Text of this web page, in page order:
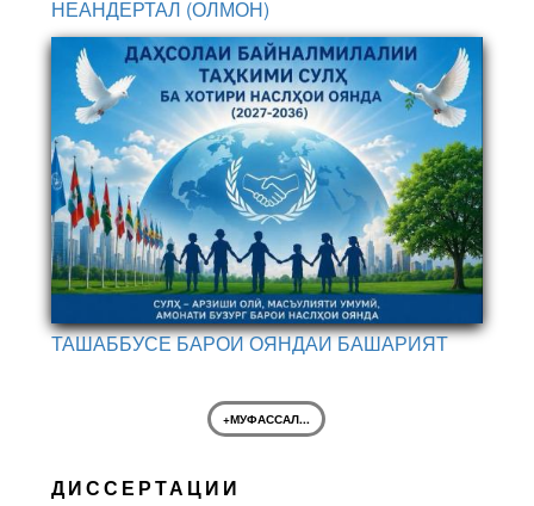
НЕАНДЕРТАЛ (ОЛМОН)
ТАШАББУСЕ БАРОИ ОЯНДАИ БАШАРИЯТ
+МУФАССАЛ...
ДИССЕРТАЦИИ